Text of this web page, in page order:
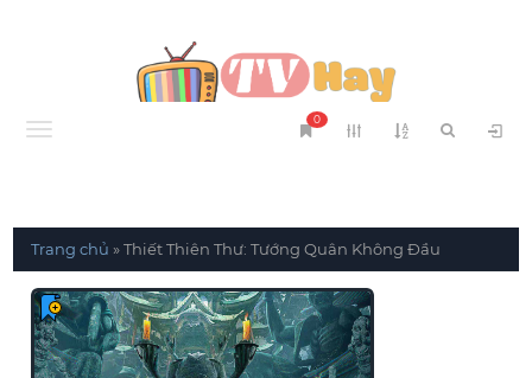
Menu
0
Trang chủ »Thiết Thiên Thư: Tướng Quân Không Đầu